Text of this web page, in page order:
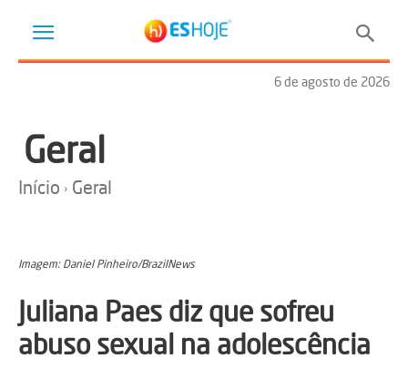
6 de agosto de 2026
Geral
Início Geral
Imagem: Daniel Pinheiro/BrazilNews
Juliana Paes diz que sofreu
abuso sexual na adolescência